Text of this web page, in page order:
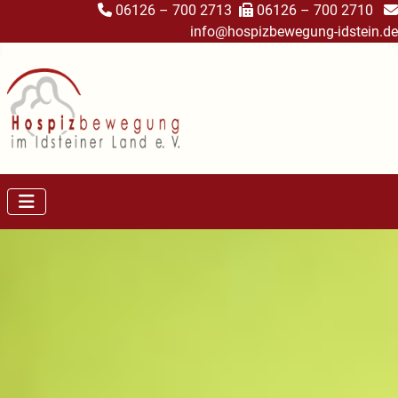
06126 – 700 2713
06126 – 700 2710
info@hospizbewegung-idstein.de